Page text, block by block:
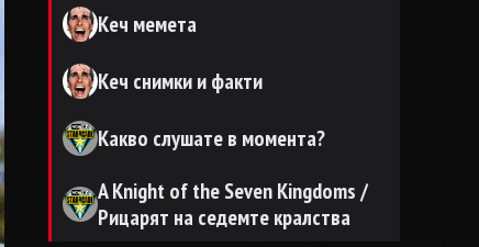
Кеч мемета
Кеч снимки и факти
Какво слушате в момента?
A Knight of the Seven Kingdoms /
Рицарят на седемте кралства